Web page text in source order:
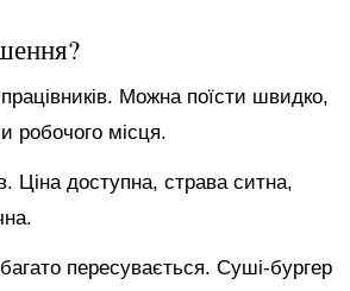
Можна поїсти швидко,
робочого місця.
Ціна доступна, страва ситна,
пересувається. Суші-бургер